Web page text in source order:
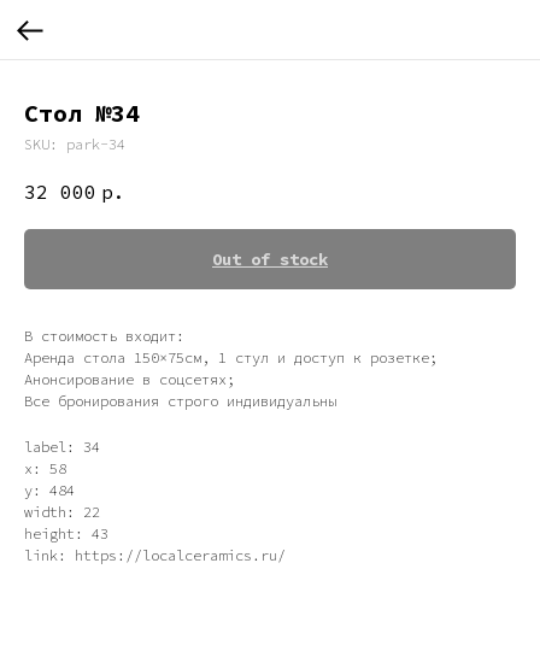
Стол №34
SKU: park-34
32 000 р.
Out of stock
В стоимость входит:
Аренда стола 150×75см, 1 стул и доступ к розетке;
Анонсирование в соцсетях;
Все бронирования строго индивидуальны
label: 34
x: 58
y: 484
width: 22
height: 43
link: https://localceramics.ru/